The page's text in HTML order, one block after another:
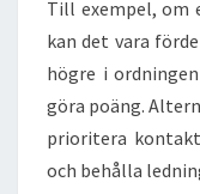
Till exempel, om
kan det vara
högre i
göra poäng.
prioritera
och behålla